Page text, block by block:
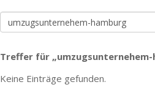
Treffer für
Keine Einträge gefunden.